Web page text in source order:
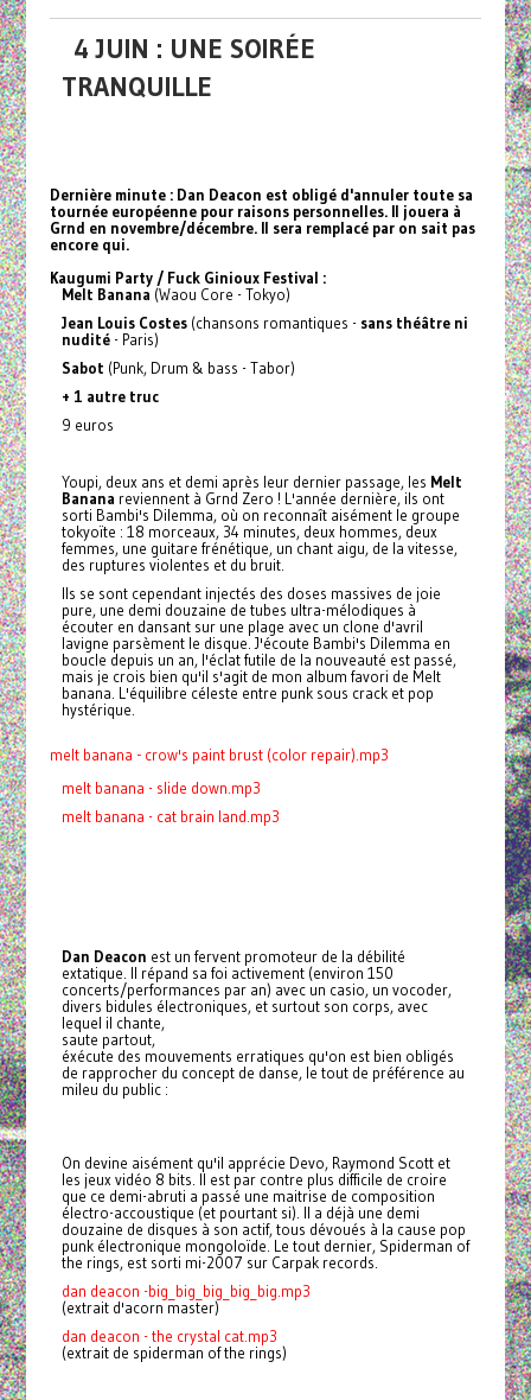
4 JUIN : UNE SOIRÉE
TRANQUILLE
Dernière minute : Dan Deacon est obligé d'annuler toute sa
tournée européenne pour raisons personnelles. Il jouera à
Grnd en novembre/décembre. Il sera remplacé par on sait pas
encore qui.
Kaugumi Party / Fuck Ginioux Festival :
Melt Banana (Waou Core - Tokyo)
Jean Louis Costes(chansons romantiques - sans théâtre ni
nudité- Paris)
Sabot (Punk, Drum & bass - Tabor)
+ 1 autre truc
9 euros
Youpi, deux ans et demi après leur dernier passage, les Melt
Banana reviennent à Grnd Zero ! L'année dernière, ils ont
sorti Bambi's Dilemma, où on reconnaît aisément le groupe
tokyoïte : 18 morceaux, 34 minutes, deux hommes, deux
femmes, une guitare frénétique, un chant aigu, de la vitesse,
des ruptures violentes et du bruit.
Ils se sont cependant injectés des doses massives de joie
pure, une demi douzaine de tubes ultra-mélodiques à
écouter en dansant sur une plage avec un clone d'avril
lavigne parsèment le disque. J'écoute Bambi's Dilemma en
boucle depuis un an, l'éclat futile de la nouveauté est passé,
mais je crois bien qu'il s'agit de mon album favori de Melt
banana. L'équilibre céleste entre punk sous crack et pop
hystérique.
melt banana - crow's paint brust (color repair).mp3
melt banana - slide down.mp3
melt banana - cat brain land.mp3
Dan Deacon est un fervent promoteur de la débilité
extatique. Il répand sa foi activement (environ 150
concerts/performances par an) avec un casio, un vocoder,
divers bidules électroniques, et surtout son corps, avec
lequel il chante,
saute partout,
éxécute des mouvements erratiques qu'on est bien obligés
de rapprocher du concept de danse, le tout de préférence au
mileu du public :
On devine aisément qu'il apprécie Devo, Raymond Scott et
les jeux vidéo 8 bits. Il est par contre plus difficile de croire
que ce demi-abruti a passé une maitrise de composition
électro-accoustique (et pourtant si). Il a déjà une demi
douzaine de disques à son actif, tous dévoués à la cause pop
punk électronique mongoloïde. Le tout dernier, Spiderman of
the rings, est sorti mi-2007 sur Carpak records.
dan deacon -big_big_big_big_big.mp3
(extrait d'acorn master)
dan deacon - the crystal cat.mp3
(extrait de spiderman of the rings)